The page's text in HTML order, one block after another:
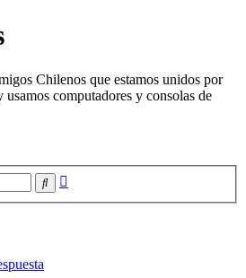
Chilenos que estamos unidos por
computadores y consolas de
Buscar